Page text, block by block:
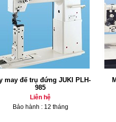
may đế trụ đứng JUKI PLH-
985
Liên hệ
Bảo hành : 12 tháng